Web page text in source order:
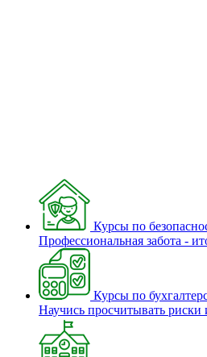
Курсы по
Профессиональная забота -
Курсы по
Научись просчитывать риски